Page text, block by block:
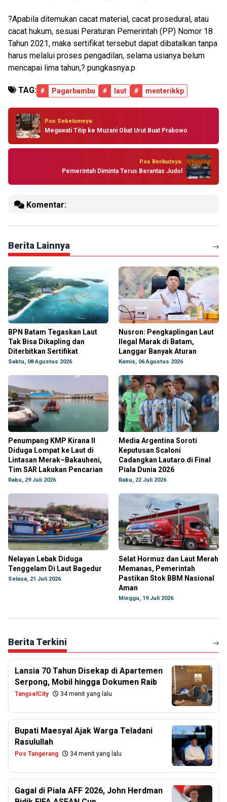
?Apabila ditemukan cacat material, cacat prosedural, atau
cacat hukum, sesuai Peraturan Pemerintah (PP) Nomor 18
Tahun 2021, maka sertifikat tersebut dapat dibatalkan tanpa
harus melalui proses pengadilan, selama usianya belum
mencapai lima tahun,? pungkasnya.p
TAG: # Pagarbambu # laut # menterikkp
Pos Sebelumnya:
Megawati Titip ke Muzani Obat Urut Buat Prabowo
Pos Berikutnya:
Pemerintah Diminta Terus Berantas Judol
Komentar:
Berita Lainnya
BPN Batam Tegaskan Laut
Tak Bisa Dikapling dan
Diterbitkan Sertifikat
Sabtu, 08 Agustus 2026
Nusron: Pengkaplingan Laut
Ilegal Marak di Batam,
Langgar Banyak Aturan
Kamis, 06 Agustus 2026
Penumpang KMP Kirana II
Diduga Lompat ke Laut di
Lintasan Merak–Bakauheni,
Tim SAR Lakukan Pencarian
Rabu, 29 Juli 2026
Media Argentina Soroti
Keputusan Scaloni
Cadangkan Lautaro di Final
Piala Dunia 2026
Rabu, 22 Juli 2026
Nelayan Lebak Diduga
Tenggelam Di Laut Bagedur
Selasa, 21 Juli 2026
Selat Hormuz dan Laut Merah
Memanas, Pemerintah
Pastikan Stok BBM Nasional
Aman
Minggu, 19 Juli 2026
Berita Terkini
Lansia 70 Tahun Disekap di Apartemen
Serpong, Mobil hingga Dokumen Raib
TangselCity 34 menit yang lalu
Bupati Maesyal Ajak Warga Teladani
Rasulullah
Pos Tangerang 34 menit yang lalu
Gagal di Piala AFF 2026, John Herdman